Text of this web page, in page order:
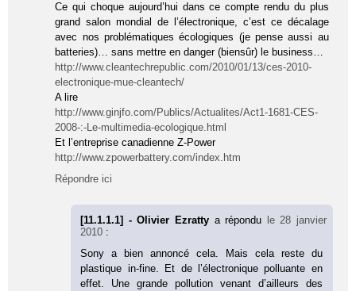
Ce qui choque aujourd’hui dans ce compte rendu du plus
grand salon mondial de l’électronique, c’est ce décalage
avec nos problématiques écologiques (je pense aussi au
batteries)… sans mettre en danger (biensûr) le business…
http://www.cleantechrepublic.com/2010/01/13/ces-2010-
electronique-mue-cleantech/
A lire
http://www.ginjfo.com/Publics/Actualites/Act1-1681-CES-
2008-:-Le-multimedia-ecologique.html
Et l’entreprise canadienne Z-Power
http://www.zpowerbattery.com/index.htm
Répondre ici
[11.1.1.1] - Olivier Ezratty a répondu
le 28 janvier
2010 :
Sony a bien annoncé cela. Mais cela reste du
plastique in-fine. Et de l’électronique polluante en
effet. Une grande pollution venant d’ailleurs des